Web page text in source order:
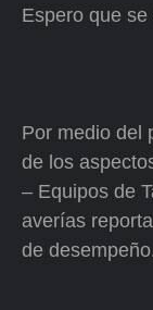
Espero que
Por medio del
de los
– Equipos de
averías
de